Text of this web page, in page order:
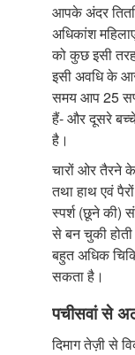
आपके अंदर
अधिकांश
को कुछ इसी
इसी अवधि के
समय आप 25
हैं- और दूसरे
है।
चारों ओर तैरने
तथा हाथ एवं
स्पर्श (छूने की)
से बन चुकी
बहुत अधिक
सकता है।
पचीसवां से
दिमाग तेज़ी से